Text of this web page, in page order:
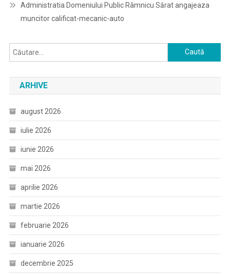
Administratia Domeniului Public Râmnicu Sărat angajeaza
muncitor calificat-mecanic-auto
Caută
după:
ARHIVE
august 2026
iulie 2026
iunie 2026
mai 2026
aprilie 2026
martie 2026
februarie 2026
ianuarie 2026
decembrie 2025